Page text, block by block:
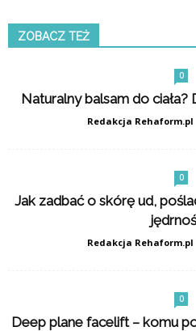
ZOBACZ TEŻ
0
Naturalny balsam do
Redakcja Rehaform.pl
0
Jak zadbać o skórę ud,
Redakcja Rehaform.pl
0
Deep plane facelift – komu